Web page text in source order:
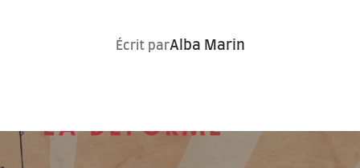
AUTEUR DE LA PUBLICATION
Écrit parAlba Marin
Navigation